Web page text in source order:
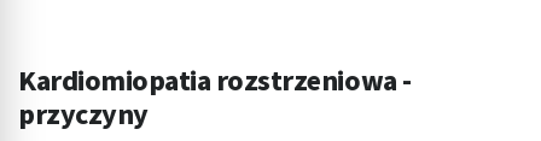
Kardiomiopatia rozstrzeniowa -
przyczyny